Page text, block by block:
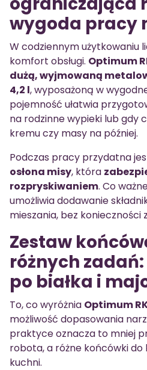
wygoda pracy
W codziennym użytkowaniu
komfort obsługi. Optimum
dużą, wyjmowaną
4,2 l, wyposażoną w
pojemność ułatwia
na rodzinne wypieki lub gdy
kremu czy masy na później.
Podczas pracy przydatna
osłona misy, która
rozpryskiwaniem. Co
umożliwia dodawanie
mieszania, bez konieczności
Zestaw
różnych
po białka i
To, co wyróżnia Optimum
możliwość dopasowania
praktyce oznacza to mniej
robota, a różne końcówki
kuchni.